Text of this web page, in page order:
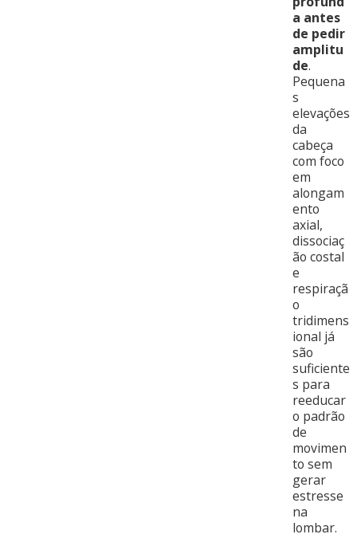
a antes
de pedir
amplitu
de.
Pequena
s
elevações
da
cabeça
com foco
em
alongam
ento
axial,
dissociaç
ão costal
e
respiraçã
o
tridimens
ional já
são
suficiente
s para
reeducar
o padrão
de
movimen
to sem
gerar
estresse
na
lombar.